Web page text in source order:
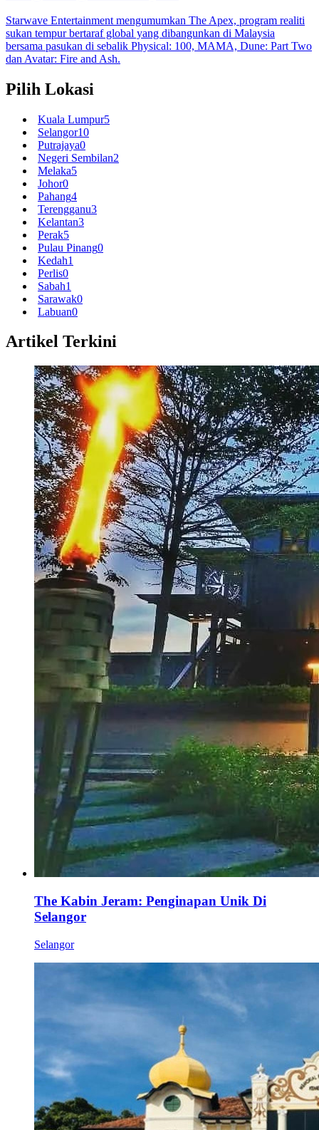
Starwave Entertainment mengumumkan The Apex, program realiti
sukan tempur bertaraf global yang dibangunkan di Malaysia
bersama pasukan di sebalik Physical: 100, MAMA, Dune: Part Two
dan Avatar: Fire and Ash.
Pilih Lokasi
Kuala Lumpur5
Selangor10
Putrajaya0
Negeri Sembilan2
Melaka5
Johor0
Pahang4
Terengganu3
Kelantan3
Perak5
Pulau Pinang0
Kedah1
Perlis0
Sabah1
Sarawak0
Labuan0
Artikel Terkini
The Kabin Jeram: Penginapan Unik Di
Selangor
Selangor